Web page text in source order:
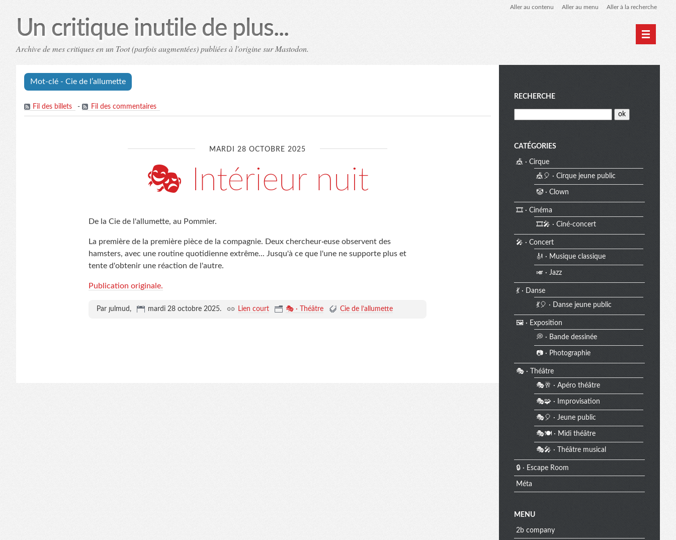
Aller au contenu Aller au menu Aller à la recherche
Un critique inutile de plus...
Archive de mes critiques en un Toot (parfois augmentées) publiées à l'origine sur Mastodon.
Mot-clé - Cie de l’allumette
Fil des billets - Fil des commentaires
MARDI 28 OCTOBRE 2025
🎭 Intérieur nuit
De la Cie de l'allumette, au Pommier.
La première de la première pièce de la compagnie. Deux chercheur·euse observent des
hamsters, avec une routine quotidienne extrême... Jusqu'à ce que l'une ne supporte plus et
tente d'obtenir une réaction de l'autre.
Publication originale.
Par ȷulmud, mardi 28 octobre 2025. Lien court 🎭 · Théâtre Cie de l’allumette
M
e
u
RECHERCHE
CATÉGORIES
🎪 · Cirque
🎪🎈 · Cirque jeune public
🤡 · Clown
🎞️ · Cinéma
🎞️🎤 · Ciné-concert
🎤 · Concert
🎻 · Musique classique
🎺 · Jazz
💃 · Danse
💃🎈 · Danse jeune public
🖼️ · Exposition
💭 · Bande dessinée
📷 · Photographie
🎭 · Théâtre
🎭🥂 · Apéro théâtre
🎭🧩 · Improvisation
🎭🎈 · Jeune public
🎭🍽️ · Midi théâtre
🎭🎤 · Théâtre musical
🔒 · Escape Room
Méta
MENU
2b company